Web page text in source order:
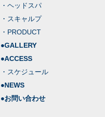
・ヘッドスパ
・スキャルプ
・PRODUCT
●GALLERY
●ACCESS
・スケジュール
●NEWS
●お問い合わせ